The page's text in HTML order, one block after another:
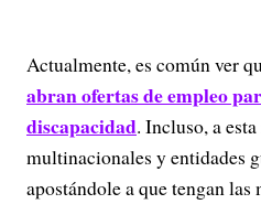
Actualmente, es común ver
abran ofertas de empleo
discapacidad. Incluso, a
multinacionales y entidades
apostándole a que tengan